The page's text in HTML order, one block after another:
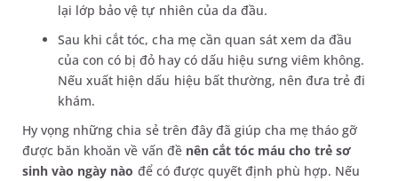
lại lớp bảo vệ tự nhiên của da đầu.
Sau khi cắt tóc, cha mẹ cần quan sát xem da đầu
của con có bị đỏ hay có dấu hiệu sưng viêm không.
Nếu xuất hiện dấu hiệu bất thường, nên đưa trẻ đi
khám.
Hy vọng những chia sẻ trên đây đã giúp cha mẹ tháo gỡ
được băn khoăn về vấn đề nên cắt tóc máu cho trẻ sơ
sinh vào ngày nào để có được quyết định phù hợp. Nếu